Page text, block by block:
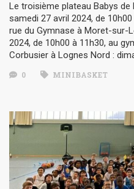
Le troisième plateau Babys de
samedi 27 avril 2024, de
rue du Gymnase à Moret-sur-
2024, de 10h00 à 11h30, au
Corbusier à Lognes Nord :
0 MINIBASKET